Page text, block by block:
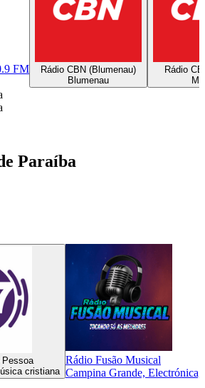
FM
Rádio CBN (Blumenau)
Blumenau
Rádio
Paraíba
Pessoa
cristiana
Rádio Fusão Musical
Campina Grande,